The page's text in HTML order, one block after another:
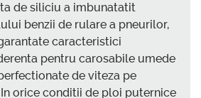
de siliciu a imbunatatit
benzii de rulare a pneurilor,
caracteristici
pentru carosabile umede
de viteza pe
orice conditii de ploi puternice